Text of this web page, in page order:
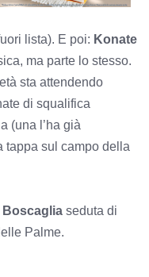
lista). E poi: Konate
ma parte lo stesso.
sta attendendo
di squalifica
(una l’ha già
tappa sul campo della
Boscaglia seduta di
Palme.